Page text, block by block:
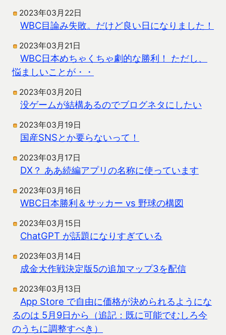
2023年03月22日
WBC目論み失敗。だけど良い日になりました！
2023年03月21日
WBC日本めちゃくちゃ劇的な勝利！ ただし、
悩ましいことが・・
2023年03月20日
没ゲームが結構あるのでブログネタにしたい
2023年03月19日
国産SNSとか要らないって！
2023年03月17日
DX？ ああ続編アプリの名称に使っています
2023年03月16日
WBC日本勝利＆サッカー vs 野球の構図
2023年03月15日
ChatGPT が話題になりすぎている
2023年03月14日
成金大作戦決定版5の追加マップ3を配信
2023年03月13日
App Store で自由に価格が決められるようにな
るのは 5月9日から（追記：既に可能でむしろ今
のうちに調整すべき）